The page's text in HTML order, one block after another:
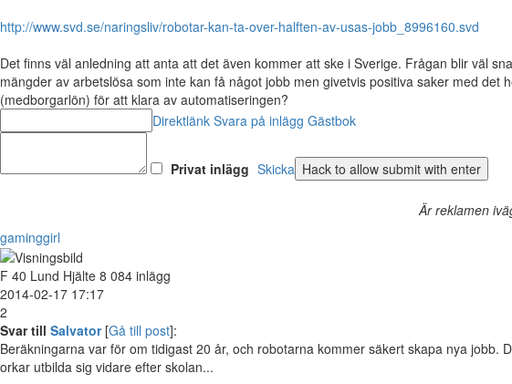
http://www.svd.se/naringsliv/robotar-kan-ta-over-halften-av-usas-jobb_8996160.svd
Det finns väl anledning att anta att det även kommer att ske i Sverige. Frågan blir väl
mängder av arbetslösa som inte kan få något jobb men givetvis positiva saker med
(medborgarlön) för att klara av automatiseringen?
Direktlänk Svara på inlägg Gästbok
Privat inlägg Skicka
Är reklamen
gaminggirl
F 40 Lund Hjälte 8 084 inlägg
2014-02-17 17:17
2
Svar till Salvator[Gå till post]:
Beräkningarna var för om tidigast 20 år, och robotarna kommer säkert skapa nya
orkar utbilda sig vidare efter skolan...